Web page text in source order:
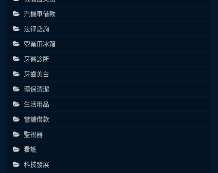
汽機車借款
法律諮詢
營業用冰箱
牙醫診所
牙齒美白
環保清潔
生活用品
當舖借款
監視器
看護
科技發展